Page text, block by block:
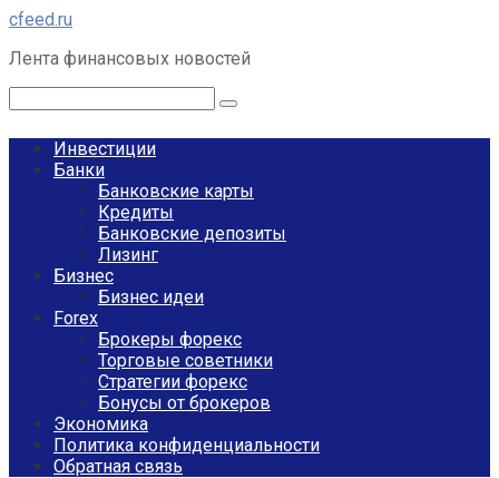
Перейти
контенту
cfeed.ru
Лента финансовых новостей
Инвестиции
Банки
Банковские карты
Кредиты
Банковские депозиты
Лизинг
Бизнес
Бизнес идеи
Forex
Брокеры форекс
Торговые советники
Стратегии форекс
Бонусы от брокеров
Экономика
Политика конфиденциальности
Обратная связь